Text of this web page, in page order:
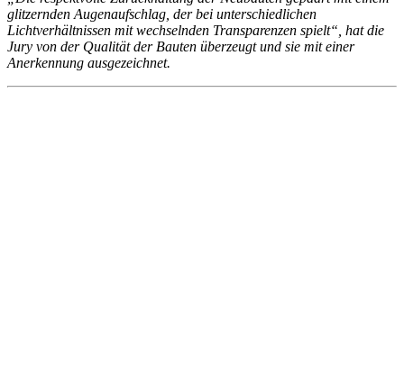
glitzernden Augenaufschlag, der bei unterschiedlichen
Lichtverhältnissen mit wechselnden Transparenzen spielt“, hat die
Jury von der Qualität der Bauten überzeugt und sie mit einer
Anerkennung ausgezeichnet.